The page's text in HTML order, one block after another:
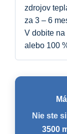
zdrojov
za 3 – 6
V dobite
alebo 100
Nie ste
3500